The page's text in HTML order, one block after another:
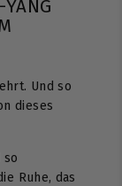
Und so
dieses
so
Ruhe, das